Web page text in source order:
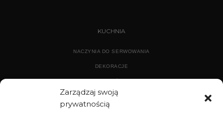
Zarządzaj swoją
prywatnością
KUCHNIA
NACZYNIA DO SERWOWANIA
DEKORACJE